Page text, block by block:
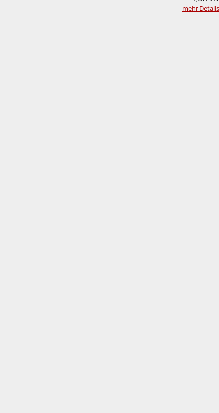
mehr Details